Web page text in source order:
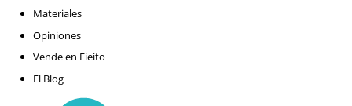
Materiales
Opiniones
Vende en Fieito
El Blog